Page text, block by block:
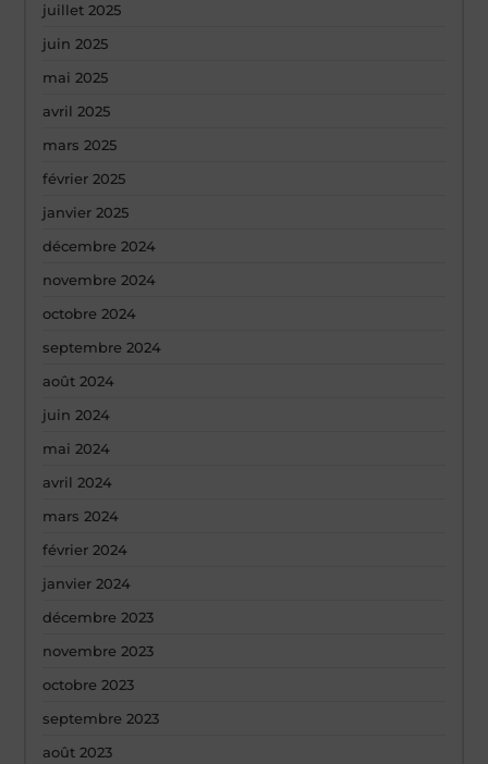
juillet 2025
juin 2025
mai 2025
avril 2025
mars 2025
février 2025
janvier 2025
décembre 2024
novembre 2024
octobre 2024
septembre 2024
août 2024
juin 2024
mai 2024
avril 2024
mars 2024
février 2024
janvier 2024
décembre 2023
novembre 2023
octobre 2023
septembre 2023
août 2023